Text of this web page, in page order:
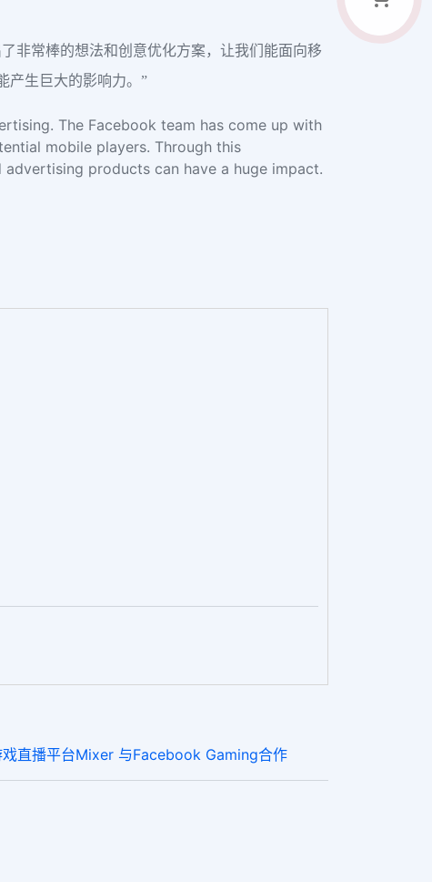
非常棒的想法和创意优化方案，让我们能面向移
产生巨大的影响力。”
The Facebook team has come up with
mobile players. Through this
products can have a huge impact.
戏直播平台Mixer 与Facebook Gaming合作